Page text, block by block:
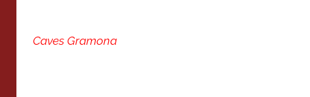
Caves Gramona